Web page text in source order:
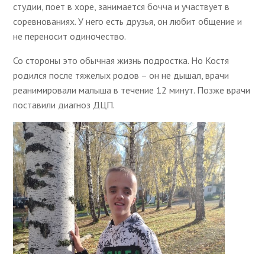
студии, поет в хоре, занимается бочча и участвует в
соревнованиях. У него есть друзья, он любит общение и
не переносит одиночество.
Со стороны это обычная жизнь подростка. Но Костя
родился после тяжелых родов – он не дышал, врачи
реанимировали малыша в течение 12 минут. Позже врачи
поставили диагноз ДЦП.